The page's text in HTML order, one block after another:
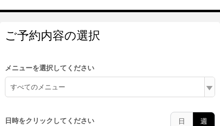
ご予約内容の選択
メニューを選択してください
すべてのメニュー
日時をクリックしてください 日 週
5:00